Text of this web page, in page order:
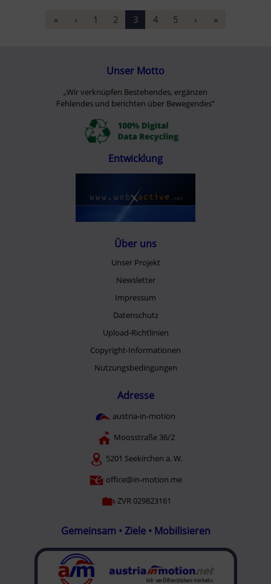
« ‹ 1 2 3 4 5 › »
Unser Motto
„Wir verknüpfen Bestehendes, ergänzen
Fehlendes und berichten über Bewegendes”
Entwicklung
Über uns
Unser Projekt
Newsletter
Impressum
Datenschutz
Upload-Richtlinien
Copyright-Informationen
Nutzungsbedingungen
Adresse
austria-in-motion
Moosstraße 36/2
5201 Seekirchen a. W.
office@in-motion.me
ZVR 029823161
Gemeinsam • Ziele • Mobilisieren